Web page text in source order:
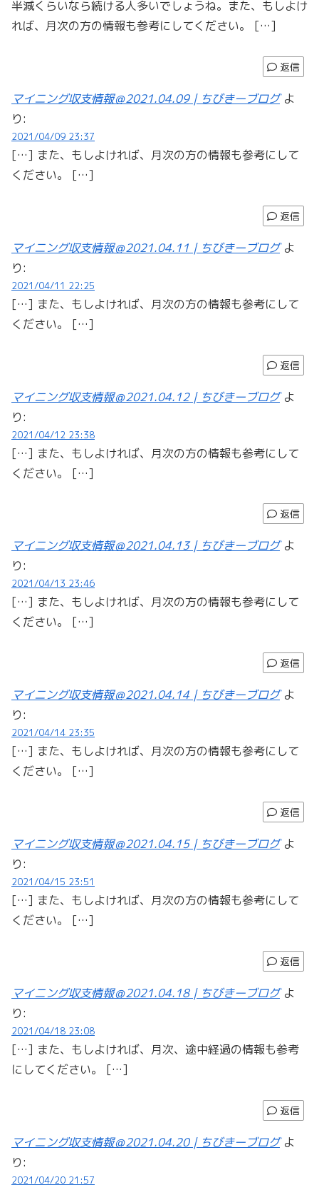
半減くらいなら続ける人多いでしょうね。また、もしよけ
れば、月次の方の情報も参考にしてください。 […]
返信
マイニング収支情報＠2021.04.09 | ちびきーブログ よ
り:
2021/04/09 23:37
[…] また、もしよければ、月次の方の情報も参考にして
ください。 […]
返信
マイニング収支情報＠2021.04.11 | ちびきーブログ よ
り:
2021/04/11 22:25
[…] また、もしよければ、月次の方の情報も参考にして
ください。 […]
返信
マイニング収支情報＠2021.04.12 | ちびきーブログ よ
り:
2021/04/12 23:38
[…] また、もしよければ、月次の方の情報も参考にして
ください。 […]
返信
マイニング収支情報＠2021.04.13 | ちびきーブログ よ
り:
2021/04/13 23:46
[…] また、もしよければ、月次の方の情報も参考にして
ください。 […]
返信
マイニング収支情報＠2021.04.14 | ちびきーブログ よ
り:
2021/04/14 23:35
[…] また、もしよければ、月次の方の情報も参考にして
ください。 […]
返信
マイニング収支情報＠2021.04.15 | ちびきーブログ よ
り:
2021/04/15 23:51
[…] また、もしよければ、月次の方の情報も参考にして
ください。 […]
返信
マイニング収支情報＠2021.04.18 | ちびきーブログ よ
り:
2021/04/18 23:08
[…] また、もしよければ、月次、途中経過の情報も参考
にしてください。 […]
返信
マイニング収支情報＠2021.04.20 | ちびきーブログ よ
り:
2021/04/20 21:57